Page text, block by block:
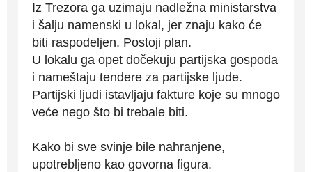
Iz Trezora ga uzimaju nadležna ministarstva
i šalju namenski u lokal, jer znaju kako će
biti raspodeljen. Postoji plan.
U lokalu ga opet dočekuju partijska gospoda
i nameštaju tendere za partijske ljude.
Partijski ljudi istavljaju fakture koje su mnogo
veće nego što bi trebale biti.
Kako bi sve svinje bile nahranjene,
upotrebljeno kao govorna figura.